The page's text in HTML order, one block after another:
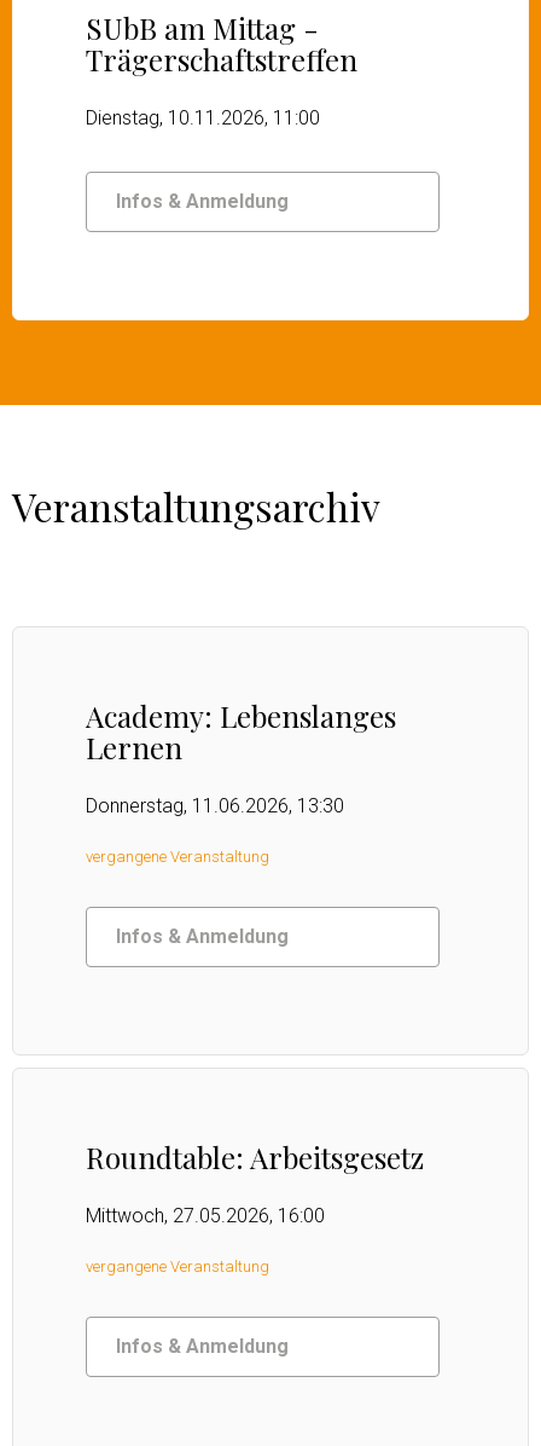
SUbB am Mittag -
Trägerschaftstreffen
Dienstag, 10.11.2026, 11:00
Infos & Anmeldung
Veranstaltungsarchiv
Academy: Lebenslanges
Lernen
Donnerstag, 11.06.2026, 13:30
vergangene Veranstaltung
Infos & Anmeldung
Roundtable: Arbeitsgesetz
Mittwoch, 27.05.2026, 16:00
vergangene Veranstaltung
Infos & Anmeldung